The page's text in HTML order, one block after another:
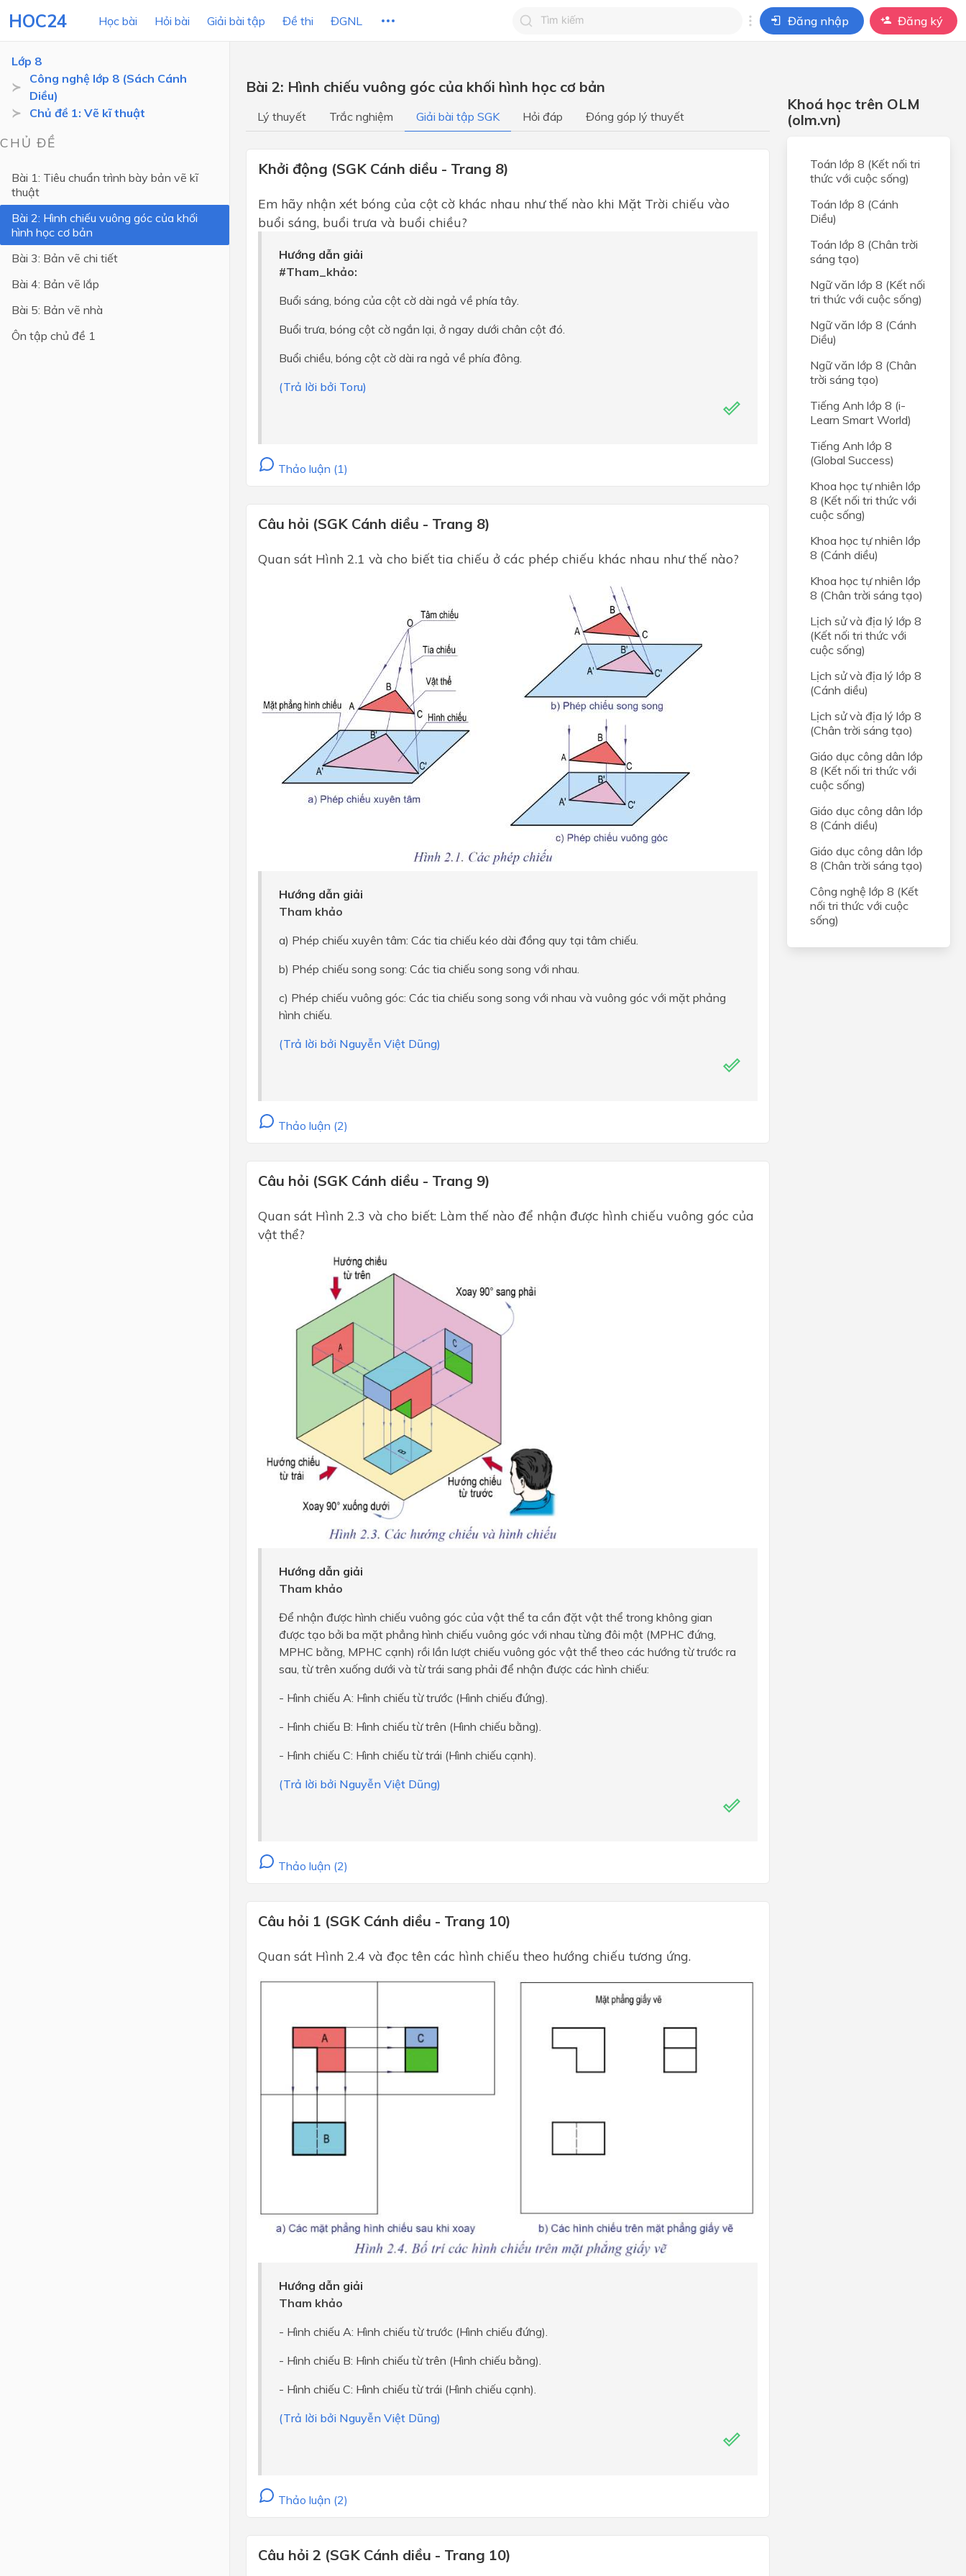
HOC24 Học bài Hỏi bài Giải bài tập Đề thi ĐGNL
Tìm kiếm câu trả lời
Tìm kiếm câu trả lời cho câu hỏi của
Đăng nhập Đăng ký
LỚP HỌC
Lớp 9
Lớp 8
Lớp 8
Công nghệ lớp 8 (Sách Cánh
Diều)
Chủ đề 1: Vẽ kĩ thuật
CHỦ ĐỀ
Bài 1: Tiêu chuẩn trình bày bản vẽ kĩ
thuật
Bài 2: Hình chiếu vuông góc của khối
hình học cơ bản
Bài 3: Bản vẽ chi tiết
Bài 4: Bản vẽ lắp
Bài 5: Bản vẽ nhà
Ôn tập chủ đề 1
Bài 2: Hình chiếu vuông góc của khối hình học cơ bản
Lý thuyết Trắc nghiệm Giải bài tập SGK Hỏi đáp Đóng góp lý thuyết
Khởi động (SGK Cánh diều - Trang 8)
Em hãy nhận xét bóng của cột cờ khác nhau như thế nào khi Mặt Trời chiếu vào
buổi sáng, buổi trưa và buổi chiều?
Hướng dẫn giải
#Tham_khảo:
Buổi sáng, bóng của cột cờ dài ngả về phía tây.
Buổi trưa, bóng cột cờ ngắn lại, ở ngay dưới chân cột đó.
Buổi chiều, bóng cột cờ dài ra ngả về phía đông.
(Trả lời bởi Toru)
Thảo luận (1)
Câu hỏi (SGK Cánh diều - Trang 8)
Quan sát Hình 2.1 và cho biết tia chiếu ở các phép chiếu khác nhau như thế nào?
Hướng dẫn giải
Tham khảo
a) Phép chiếu xuyên tâm: Các tia chiếu kéo dài đồng quy tại tâm chiếu.
b) Phép chiếu song song: Các tia chiếu song song với nhau.
c) Phép chiếu vuông góc: Các tia chiếu song song với nhau và vuông góc với mặt phảng
hình chiếu.
(Trả lời bởi Nguyễn Việt Dũng)
Thảo luận (2)
Câu hỏi (SGK Cánh diều - Trang 9)
Quan sát Hình 2.3 và cho biết: Làm thế nào để nhận được hình chiếu vuông góc của
vật thể?
Hướng dẫn giải
Tham khảo
Để nhận được hình chiếu vuông góc của vật thể ta cần đặt vật thể trong không gian
được tạo bởi ba mặt phẳng hình chiếu vuông góc với nhau từng đôi một (MPHC đứng,
MPHC bằng, MPHC cạnh) rồi lần lượt chiếu vuông góc vật thể theo các hướng từ trước ra
sau, từ trên xuống dưới và từ trái sang phải để nhận được các hình chiếu:
- Hình chiếu A: Hình chiếu từ trước (Hình chiếu đứng).
- Hình chiếu B: Hình chiếu từ trên (Hình chiếu bằng).
- Hình chiếu C: Hình chiếu từ trái (Hình chiếu cạnh).
(Trả lời bởi Nguyễn Việt Dũng)
Thảo luận (2)
Câu hỏi 1 (SGK Cánh diều - Trang 10)
Quan sát Hình 2.4 và đọc tên các hình chiếu theo hướng chiếu tương ứng.
Hướng dẫn giải
Tham khảo
- Hình chiếu A: Hình chiếu từ trước (Hình chiếu đứng).
- Hình chiếu B: Hình chiếu từ trên (Hình chiếu bằng).
- Hình chiếu C: Hình chiếu từ trái (Hình chiếu cạnh).
(Trả lời bởi Nguyễn Việt Dũng)
Thảo luận (2)
Câu hỏi 2 (SGK Cánh diều - Trang 10)
Khoá học trên OLM
(olm.vn)
Toán lớp 8 (Kết nối tri
thức với cuộc sống)
Toán lớp 8 (Cánh
Diều)
Toán lớp 8 (Chân trời
sáng tạo)
Ngữ văn lớp 8 (Kết nối
tri thức với cuộc sống)
Ngữ văn lớp 8 (Cánh
Diều)
Ngữ văn lớp 8 (Chân
trời sáng tạo)
Tiếng Anh lớp 8 (i-
Learn Smart World)
Tiếng Anh lớp 8
(Global Success)
Khoa học tự nhiên lớp
8 (Kết nối tri thức với
cuộc sống)
Khoa học tự nhiên lớp
8 (Cánh diều)
Khoa học tự nhiên lớp
8 (Chân trời sáng tạo)
Lịch sử và địa lý lớp 8
(Kết nối tri thức với
cuộc sống)
Lịch sử và địa lý lớp 8
(Cánh diều)
Lịch sử và địa lý lớp 8
(Chân trời sáng tạo)
Giáo dục công dân lớp
8 (Kết nối tri thức với
cuộc sống)
Giáo dục công dân lớp
8 (Cánh diều)
Giáo dục công dân lớp
8 (Chân trời sáng tạo)
Công nghệ lớp 8 (Kết
nối tri thức với cuộc
sống)